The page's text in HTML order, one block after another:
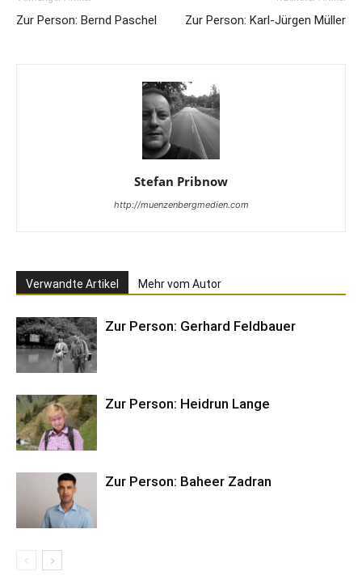
Zur Person: Bernd Paschel Zur Person: Karl-Jürgen Müller
Stefan Pribnow
http://muenzenbergmedien.com
Verwandte Artikel Mehr vom Autor
Zur Person: Gerhard Feldbauer
Zur Person: Heidrun Lange
Zur Person: Baheer Zadran